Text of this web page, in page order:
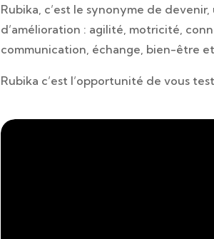
Rubika, c’est le synonyme de
d’amélioration : agilité, motricité,
communication, échange, bien-être
Rubika c’est l’opportunité de vous